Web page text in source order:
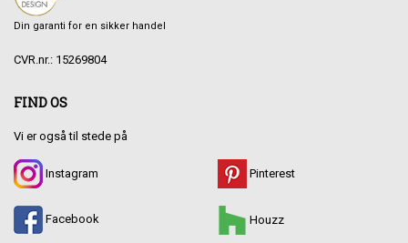
Din garanti for en sikker handel
CVR.nr.: 15269804
FIND OS
Vi er også til stede på
Instagram
Facebook
Pinterest
Houzz